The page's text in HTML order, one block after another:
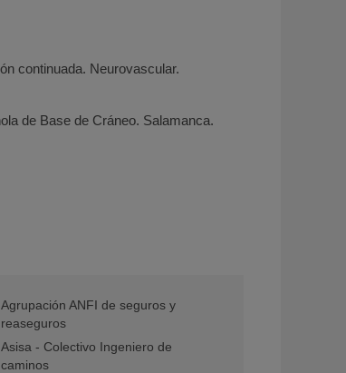
continuada. Neurovascular.
de Base de Cráneo. Salamanca.
Agrupación ANFI de seguros y
reaseguros
Asisa - Colectivo Ingeniero de
caminos